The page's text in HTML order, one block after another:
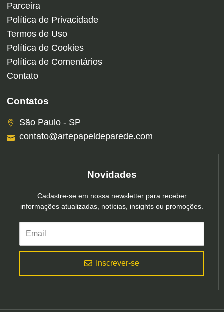
Parceira
Política de Privacidade
Termos de Uso
Política de Cookies
Política de Comentários
Contato
Contatos
São Paulo - SP
contato@artepapeldeparede.com
Novidades
Cadastre-se em nossa newsletter para receber
informações atualizadas, notícias, insights ou promoções.
Inscrever-se